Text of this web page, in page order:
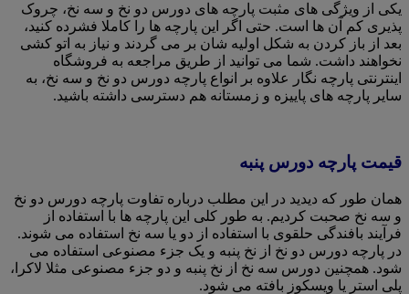
یکی از ویژگی های مثبت پارچه های دورس دو نخ و سه نخ، چروک
پذیری کم آن ها است. حتی اگر این پارچه ها را کاملا فشرده کنید،
بعد از باز کردن به شکل اولیه شان بر می گردند و نیاز به اتو کشی
نخواهند داشت. شما می توانید از طریق مراجعه به فروشگاه
اینترنتی پارچه نگار علاوه بر انواع پارچه دورس دو نخ و سه نخ، به
سایر پارچه های پاییزه و زمستانه هم دسترسی داشته باشید.
قیمت پارچه دورس پنبه
همان طور که دیدید در این مطلب درباره تفاوت پارچه دورس دو نخ
و سه نخ صحبت کردیم. به طور کلی این پارچه ها با استفاده از
فرآیند بافندگی حلقوی با استفاده از دو یا سه نخ استفاده می شوند.
در پارچه دورس دو نخ از نخ پنبه و یک جزء مصنوعی استفاده می
شود. همچنین دورس سه نخ از نخ پنبه و دو جزء مصنوعی مثلا لاکرا،
پلی استر یا ویسکوز بافته می شود.